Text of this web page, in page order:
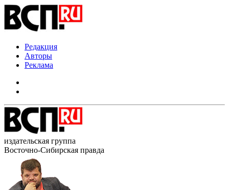
Редакция
Авторы
Реклама
издательская группа
Восточно-Сибирская правда